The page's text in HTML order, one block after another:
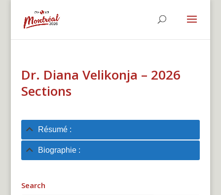
Dr. Diana Velikonja – 2026
Sections
Résumé :
Biographie :
Search